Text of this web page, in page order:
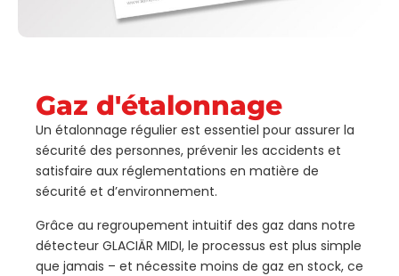
Gaz d'étalonnage
Un étalonnage régulier est essentiel pour assurer la
sécurité des personnes, prévenir les accidents et
satisfaire aux réglementations en matière de
sécurité et d’environnement.
Grâce au regroupement intuitif des gaz dans notre
détecteur GLACIÄR MIDI, le processus est plus simple
que jamais – et nécessite moins de gaz en stock, ce